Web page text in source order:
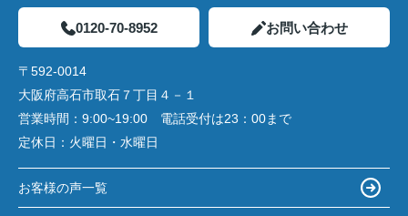
0120-70-8952 お問い合わせ
〒592-0014
大阪府高石市取石７丁目４－１
営業時間： 9:00~19:00 電話受付は23：00まで
定休日： 火曜日・水曜日
お客様の声一覧